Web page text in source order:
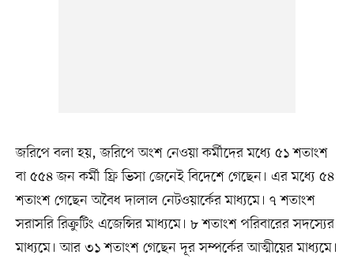
জরিপে বলা হয়, জরিপে অংশ নেওয়া কর্মীদের মধ্যে ৫১ শতাংশ
বা ৫৫৪ জন কর্মী ফ্রি ভিসা জেনেই বিদেশে গেছেন। এর মধ্যে ৫৪
শতাংশ গেছেন অবৈধ দালাল নেটওয়ার্কের মাধ্যমে। ৭ শতাংশ
সরাসরি রিক্রুটিং এজেন্সির মাধ্যমে। ৮ শতাংশ পরিবারের সদস্যের
মাধ্যমে। আর ৩১ শতাংশ গেছেন দূর সম্পর্কের আত্মীয়ের মাধ্যমে।